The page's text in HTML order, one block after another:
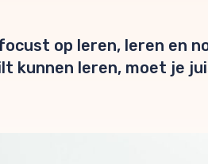
op leren, leren en
kunnen leren, moet je